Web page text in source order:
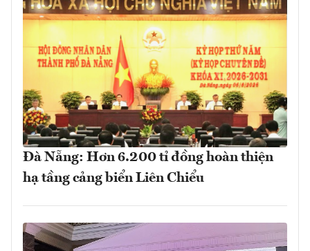
Đà Nẵng: Hơn 6.200 tỉ đồng hoàn thiện
hạ tầng cảng biển Liên Chiểu